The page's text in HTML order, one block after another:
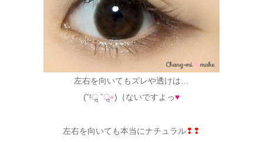
左右を向いてもズレや透けは…
(˘ᵋॢ ˘ॢ⌯)｛ないですよっ♥
左右を向いても本当にナチュラル❢❢